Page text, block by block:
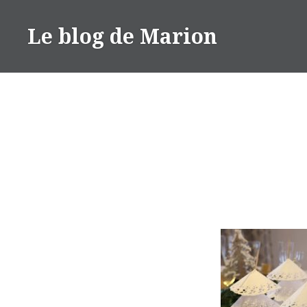
contenuLe blog de Marion